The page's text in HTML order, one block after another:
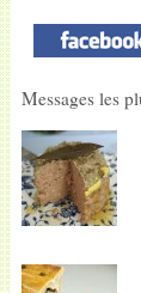
Messages les